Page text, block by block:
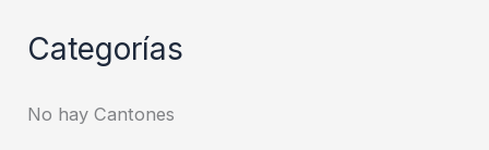
Categorías
No hay Cantones